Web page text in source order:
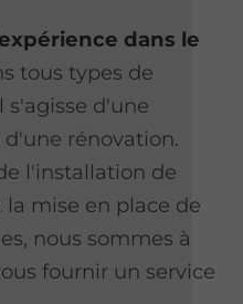
dans le
tous types de
s'agisse d'une
rénovation.
l'installation de
la mise en place de
nous sommes à
fournir un service